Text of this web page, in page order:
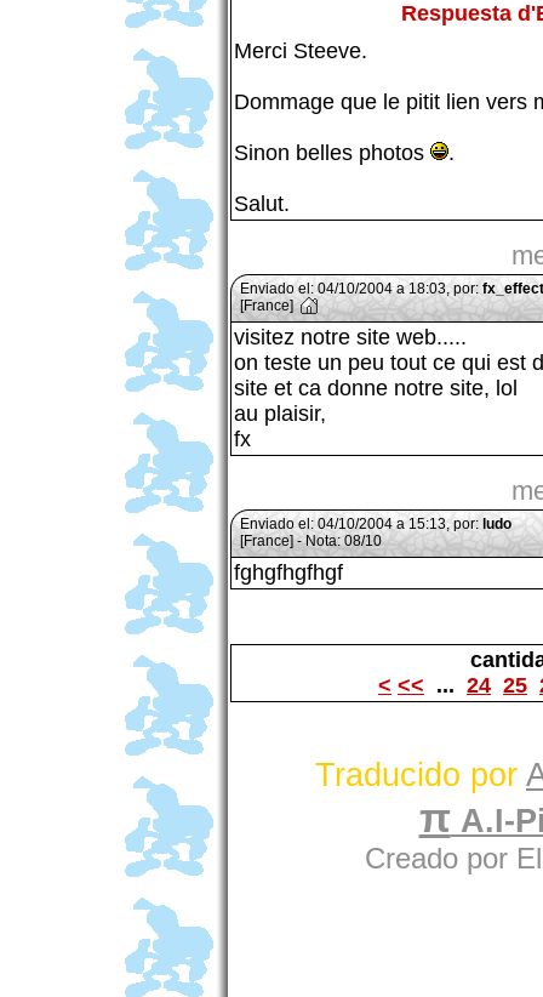
Respuesta
Merci Steeve.
Dommage que le pitit lien vers
Sinon belles photos .
Salut.
Enviado el: 04/10/2004 a 18:03, por: fx_effect
[France]
visitez notre site web.....
on teste un peu tout ce qui est
site et ca donne notre site, lol
au plaisir,
fx
Enviado el: 04/10/2004 a 15:13, por: ludo
[France] - Nota: 08/10
fghgfhgfhgf
< << ... 24 25
Traducido por
π A.I-
Creado por